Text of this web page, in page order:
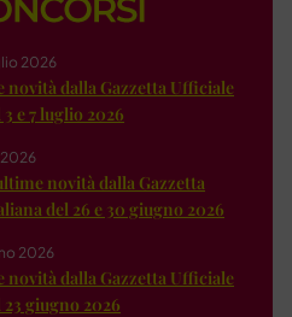
2026
novità dalla Gazzetta Ufficiale
e 7 luglio 2026
novità dalla Gazzetta
del 26 e 30 giugno 2026
2026
novità dalla Gazzetta Ufficiale
giugno 2026